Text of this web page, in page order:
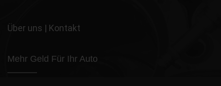
Über uns | Kontakt
Mehr Geld Für Ihr Auto